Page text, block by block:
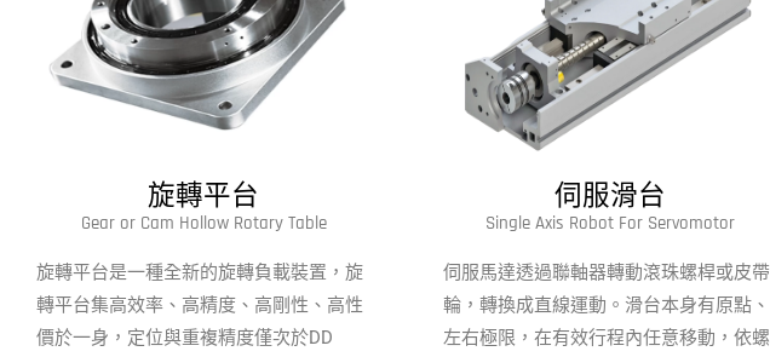
旋轉平台
Gear or Cam Hollow Rotary Table
旋轉平台是一種全新的旋轉負載裝置，旋
轉平台集高效率、高精度、高剛性、高性
價於一身，定位與重複精度僅次於DD
伺服滑台
Single Axis Robot For Servomotor
伺服馬達透過聯軸器轉動滾珠螺桿或皮帶
輪，轉換成直線運動。滑台本身有原點、
左右極限，在有效行程內任意移動，依螺